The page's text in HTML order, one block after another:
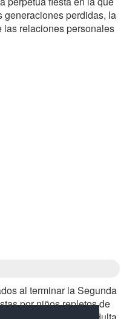
perdidas, la
relaciones personales
al terminar la Segunda
por niños repletos de